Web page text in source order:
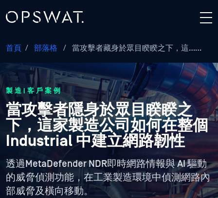
首頁 / 部落格 / 當攻擊者藏身於眾目睽睽之下，這……
製造|客戶案例
當攻擊者隱身於眾目睽睽之
下，這家製造公司如何在整個
Industrial 中建立網路韌性
透過MetaDefender NDR即時網路情報與 AI 驅動
的威脅偵測功能，在工業製造環境中偵測網路內
部威脅及橫向移動。